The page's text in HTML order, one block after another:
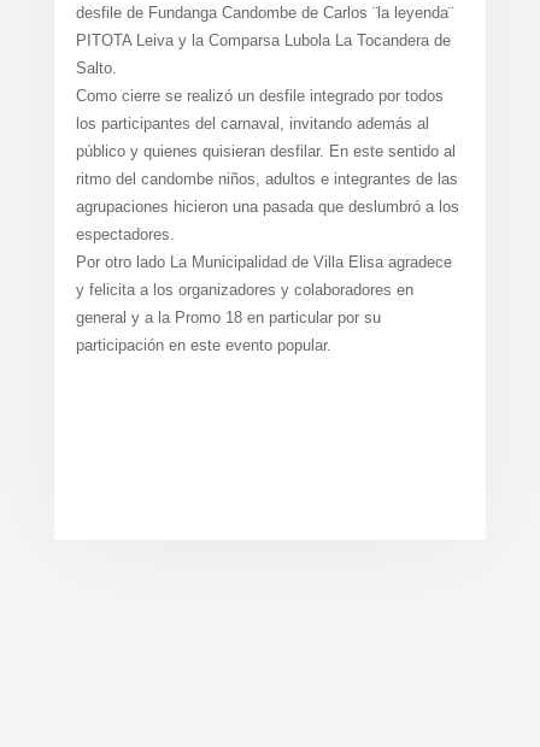
desfile de Fundanga Candombe de Carlos ¨la leyenda¨
PITOTA Leiva y la Comparsa Lubola La Tocandera de
Salto.
Como cierre se realizó un desfile integrado por todos
los participantes del carnaval, invitando además al
público y quienes quisieran desfilar. En este sentido al
ritmo del candombe niños, adultos e integrantes de las
agrupaciones hicieron una pasada que deslumbró a los
espectadores.
Por otro lado La Municipalidad de Villa Elisa agradece
y felicita a los organizadores y colaboradores en
general y a la Promo 18 en particular por su
participación en este evento popular.